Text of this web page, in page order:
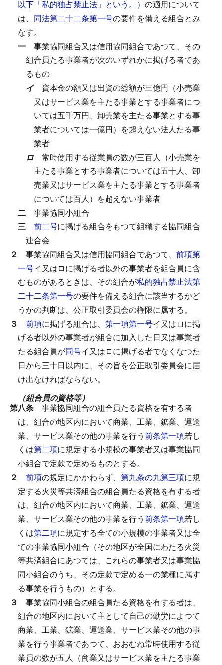
以下「私的独占禁止法」という。） の適用について
は、 同法第二十二条第一号の要件を備える組合とみ
なす。
一 事業協同組合又は信用協同組合であつて、その
組合員たる事業者が次のいずれかに掲げる者であ
るもの
イ 資本金の額又は出資の総額が三億円（小売業
又はサービス業を主たる事業とする事業者につ
いては五千万円、卸売業を主たる事業とする事
業者については一億円）を超えない法人たる事
業者
ロ 常時使用する従業員の数が三百人（小売業を
主たる事業とする事業者については五十人、卸
売業又はサービス業を主たる事業とする事業者
については百人）を超えない事業者
二 事業協同小組合
三 前二号に掲げる組合をもつて組織する協同組合
連合会
２ 事業協同組合又は信用協同組合であつて、 前項第
一号イ又はロに掲げる者以外の事業者を組合員に含
むものがあるときは、その組合が私的独占禁止法第
二十二条第一号の要件を備える組合に該当するかど
うかの判断は、公正取引委員会の権限に属する。
３ 前項に掲げる組合は、 第一項第一号イ又はロに掲
げる者以外の事業者が組合に加入した日又は事業者
たる組合員が同号イ又はロに掲げる者でなくなつた
日から三十日以内に、その旨を公正取引委員会に届
け出なければならない。
（組合員の資格等）
第八条 事業協同組合の組合員たる資格を有する者
は、組合の地区内において商業、工業、鉱業、運送
業、サービス業その他の事業を行う前条第一項若し
くは第二項に規定する小規模の事業者又は事業協同
小組合で定款で定めるものとする。
２ 前項の規定にかかわらず、 第九条の九第三項に規
定する火災等共済組合の組合員たる資格を有する者
は、組合の地区内において商業、工業、鉱業、運送
業、サービス業その他の事業を行う前条第一項若し
くは第二項に規定する全ての小規模の事業者又は全
ての事業協同小組合（その地区が全国にわたる火災
等共済組合にあつては、これらの事業者又は事業協
同小組合のうち、その定款で定める一の業種に属す
る事業を行うもの）とする。
３ 事業協同小組合の組合員たる資格を有する者は、
組合の地区内において主として自己の勤労によつて
商業、工業、鉱業、運送業、サービス業その他の事
業を行う事業者であつて、おおむね常時使用する従
業員の数が五人（商業又はサービス業を主たる事業